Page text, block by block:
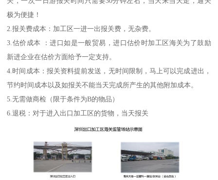
极为便捷！
2.报关费成本：加工区一进一出报关费，无杂费。
3.估价成本 ：进口如是一般贸易，进口估价时加工区海关为了鼓励
新进企业在估价方面给予一定支持。
4.时间成本：报关资料提前发送，无时间限制，马上可以完成进出，
节约时间成本以及如报关不能当天完成所产生的其他附加成本。
5.无需做商检（限于条件为B的物品）
6.退税：对于进入出口加工区的货物，当天报关